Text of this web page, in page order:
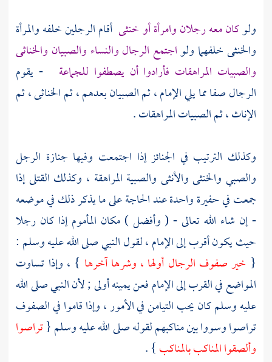
ولوكان معه رجلان وامرأة أو خنثى أقام الرجلين خلفه والمرأة
والخنثى خلفهما ولواجتمع الرجال والنساء والصبيان والخناثى
والصبيات المراهقات فأرادوا أن يصطفوا للجماعة
- يقوم
الرجال صفا مما يلي الإمام ، ثم الصبيان بعدهم ، ثم الخناثى ، ثم
الإناث ، ثم الصبيات المراهقات .
وكذلك الترتيب في الجنائز إذا اجتمعت وفيها جنازة الرجل
والصبي والخنثى والأنثى والصبية المراهقة ، وكذلك القتلى إذا
جمعت في حفيرة واحدة عند الحاجة على ما يذكر ذلك في موضعه
- إن شاء الله تعالى - ( وأفضل ) مكان المأموم إذا كان رجلا
حيث يكون أقرب إلى الإمام ، لقول النبي صلى الله عليه وسلم :
{ خير صفوف الرجال أولها ، وشرها آخرها } ، وإذا تساوت
المواضع في القرب إلى الإمام فعن يمينه أولى ; لأن النبي صلى الله
عليه وسلم كان يحب التيامن في الأمور ، وإذا قاموا في الصفوف
تراصوا وسووا بين مناكبهم لقوله صلى الله عليه وسلم {تراصوا
وألصقوا المناكب بالمناكب} .